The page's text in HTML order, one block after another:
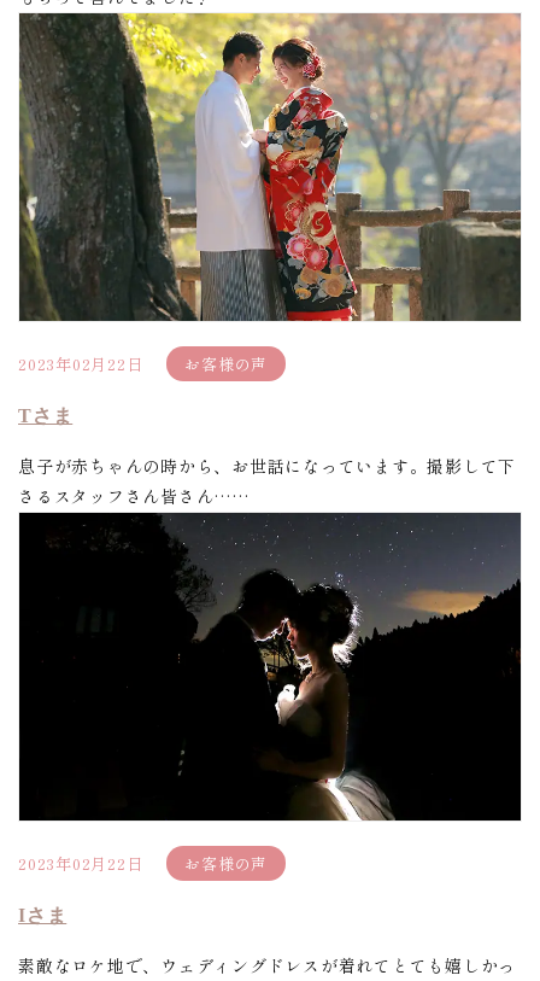
2023年02月22日 お客様の声
Tさま
息子が赤ちゃんの時から、お世話になっています。撮影して下
さるスタッフさん皆さん……
2023年02月22日 お客様の声
Iさま
素敵なロケ地で、ウェディングドレスが着れてとても嬉しかっ